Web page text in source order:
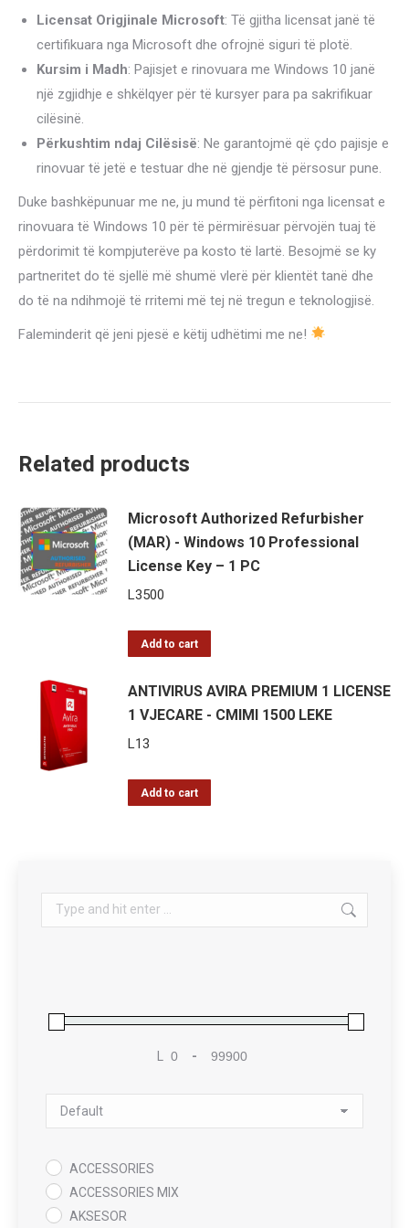
Licensat Origjinale Microsoft: Të gjitha licensat janë të
certifikuara nga Microsoft dhe ofrojnë siguri të plotë.
Kursim i Madh: Pajisjet e rinovuara me Windows 10 janë
një zgjidhje e shkëlqyer për të kursyer para pa sakrifikuar
cilësinë.
Përkushtim ndaj Cilësisë: Ne garantojmë që çdo pajisje e
rinovuar të jetë e testuar dhe në gjendje të përsosur pune.
Duke bashkëpunuar me ne, ju mund të përfitoni nga licensat e
rinovuara të Windows 10 për të përmirësuar përvojën tuaj të
përdorimit të kompjuterëve pa kosto të lartë. Besojmë se ky
partneritet do të sjellë më shumë vlerë për klientët tanë dhe
do të na ndihmojë të rritemi më tej në tregun e teknologjisë.
Faleminderit që jeni pjesë e këtij udhëtimi me ne!
Related products
Microsoft Authorized Refurbisher
(MAR) - Windows 10 Professional
License Key – 1 PC
L3500
Add to cart
ANTIVIRUS AVIRA PREMIUM 1 LICENSE
1 VJECARE - CMIMI 1500 LEKE
L13
Add to cart
Search:
-
Sort Products
ACCESSORIES
ACCESSORIES MIX
AKSESOR